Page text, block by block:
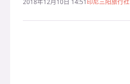
2018年12月10日 14:51印尼三阳旅行社